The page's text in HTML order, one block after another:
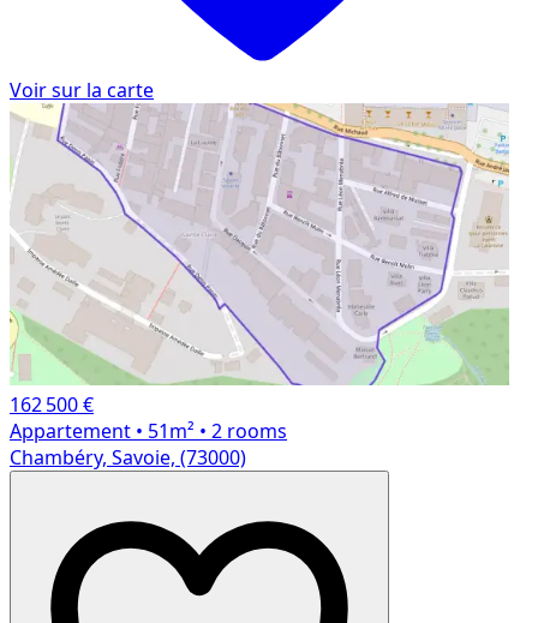
Voir sur la carte
162 500 €
Appartement • 51m² • 2 rooms
Chambéry, Savoie, (73000)